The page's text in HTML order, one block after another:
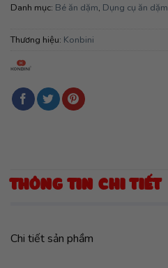
Danh mục: Bé ăn dặm, Dụng cụ ăn dặm
Thương hiệu: Konbini
THÔNG TIN CHI TIẾT
Chi tiết sản phầm